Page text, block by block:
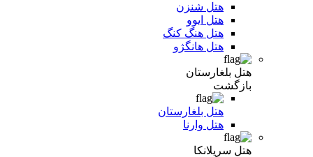
هتل شنزن
هتل ایوو
هتل هنگ کنگ
هتل هانگژو
هتل بلغارستان
بازگشت
هتل بلغارستان
هتل وارنا
هتل سریلانکا